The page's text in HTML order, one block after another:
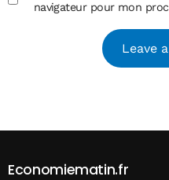
navigateur pour mon
Economiematin.fr